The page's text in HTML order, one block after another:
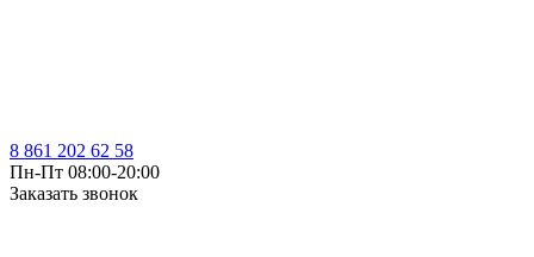
8 861 202 62 58
Пн-Пт 08:00-20:00
Заказать звонок